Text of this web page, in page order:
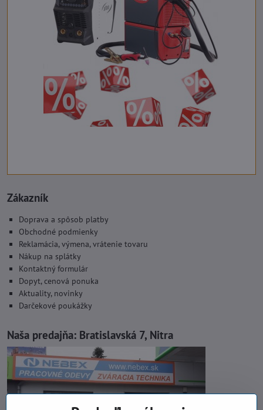
Zákazník
Doprava a spôsob platby
Obchodné podmienky
Reklamácia, výmena, vrátenie tovaru
Nákup na splátky
Kontaktný formulár
Dopyt, cenová ponuka
Aktuality, novinky
Darčekové poukážky
Naša predajňa: Bratislavská 7, Nitra